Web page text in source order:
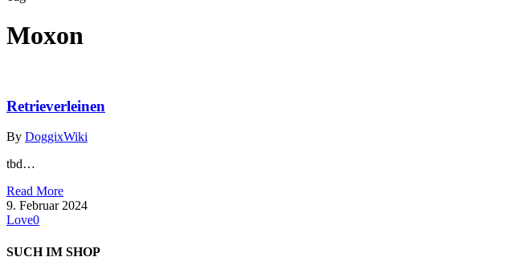
Moxon
Retrieverleinen
By DoggixWiki
tbd…
Read More
9. Februar 2024
Love0
SUCH IM SHOP